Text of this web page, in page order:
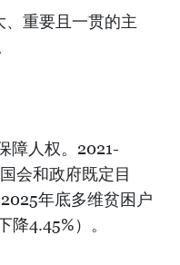
重要且一贯的主
障人权。2021-
会和政府既定目
年底多维贫困户
降4.45%）。